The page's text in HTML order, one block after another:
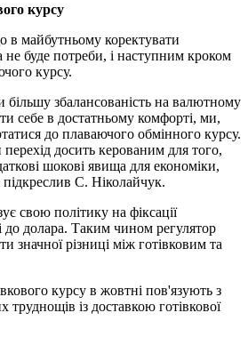
курсу
майбутньому коректувати
не буде потреби, і наступним кроком
курсу.
збалансованість на валютному
себе в достатньому комфорті, ми,
до плаваючого обмінного курсу.
досить керованим для того,
шокові явища для економіки,
підкреслив С. Ніколайчук.
свою політику на фіксації
до долара. Таким чином регулятор
значної різниці між готівковим та
курсу в жовтні пов'язують з
труднощів із доставкою готівкової